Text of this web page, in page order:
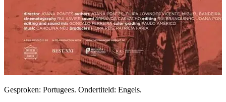
Gesproken: Portugees. Ondertiteld: Engels.